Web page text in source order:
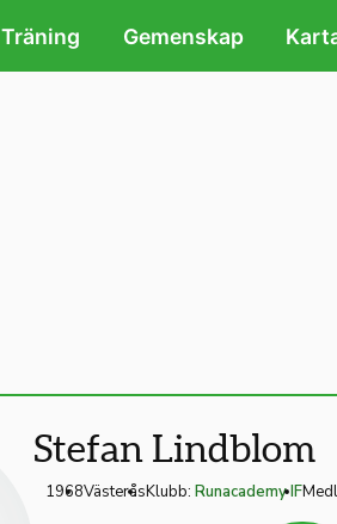
Träning Gemenskap
Stefan Lindblom
1968VästeråsKlubb: Runacademy IF